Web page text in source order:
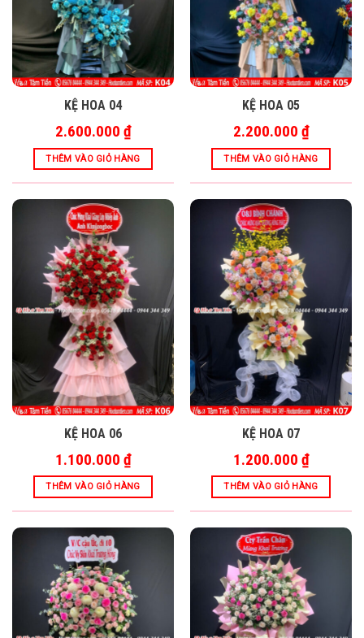
KỆ HOA 04
2.600.000 ₫
THÊM VÀO GIỎ HÀNG
KỆ HOA 05
2.200.000 ₫
THÊM VÀO GIỎ HÀNG
KỆ HOA 06
1.100.000 ₫
THÊM VÀO GIỎ HÀNG
KỆ HOA 07
1.200.000 ₫
THÊM VÀO GIỎ HÀNG